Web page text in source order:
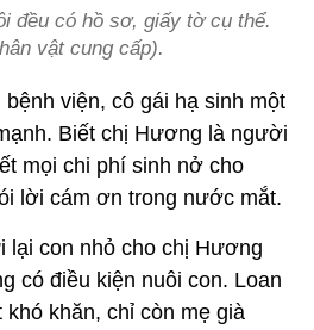
đều có hồ sơ, giấy tờ cụ thể.
vật cung cấp).
viện, cô gái hạ sinh một
Biết chị Hương là người
mọi chi phí sinh nở cho
lời cám ơn trong nước mắt.
lại con nhỏ cho chị Hương
có điều kiện nuôi con. Loan
khăn, chỉ còn mẹ già